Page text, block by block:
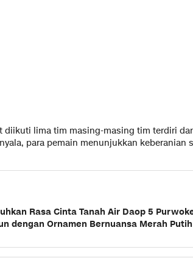
diikuti lima tim masing-masing tim terdiri
para pemain menunjukkan keberanian
Rasa Cinta Tanah Air Daop 5
dengan Ornamen Bernuansa Merah Putih